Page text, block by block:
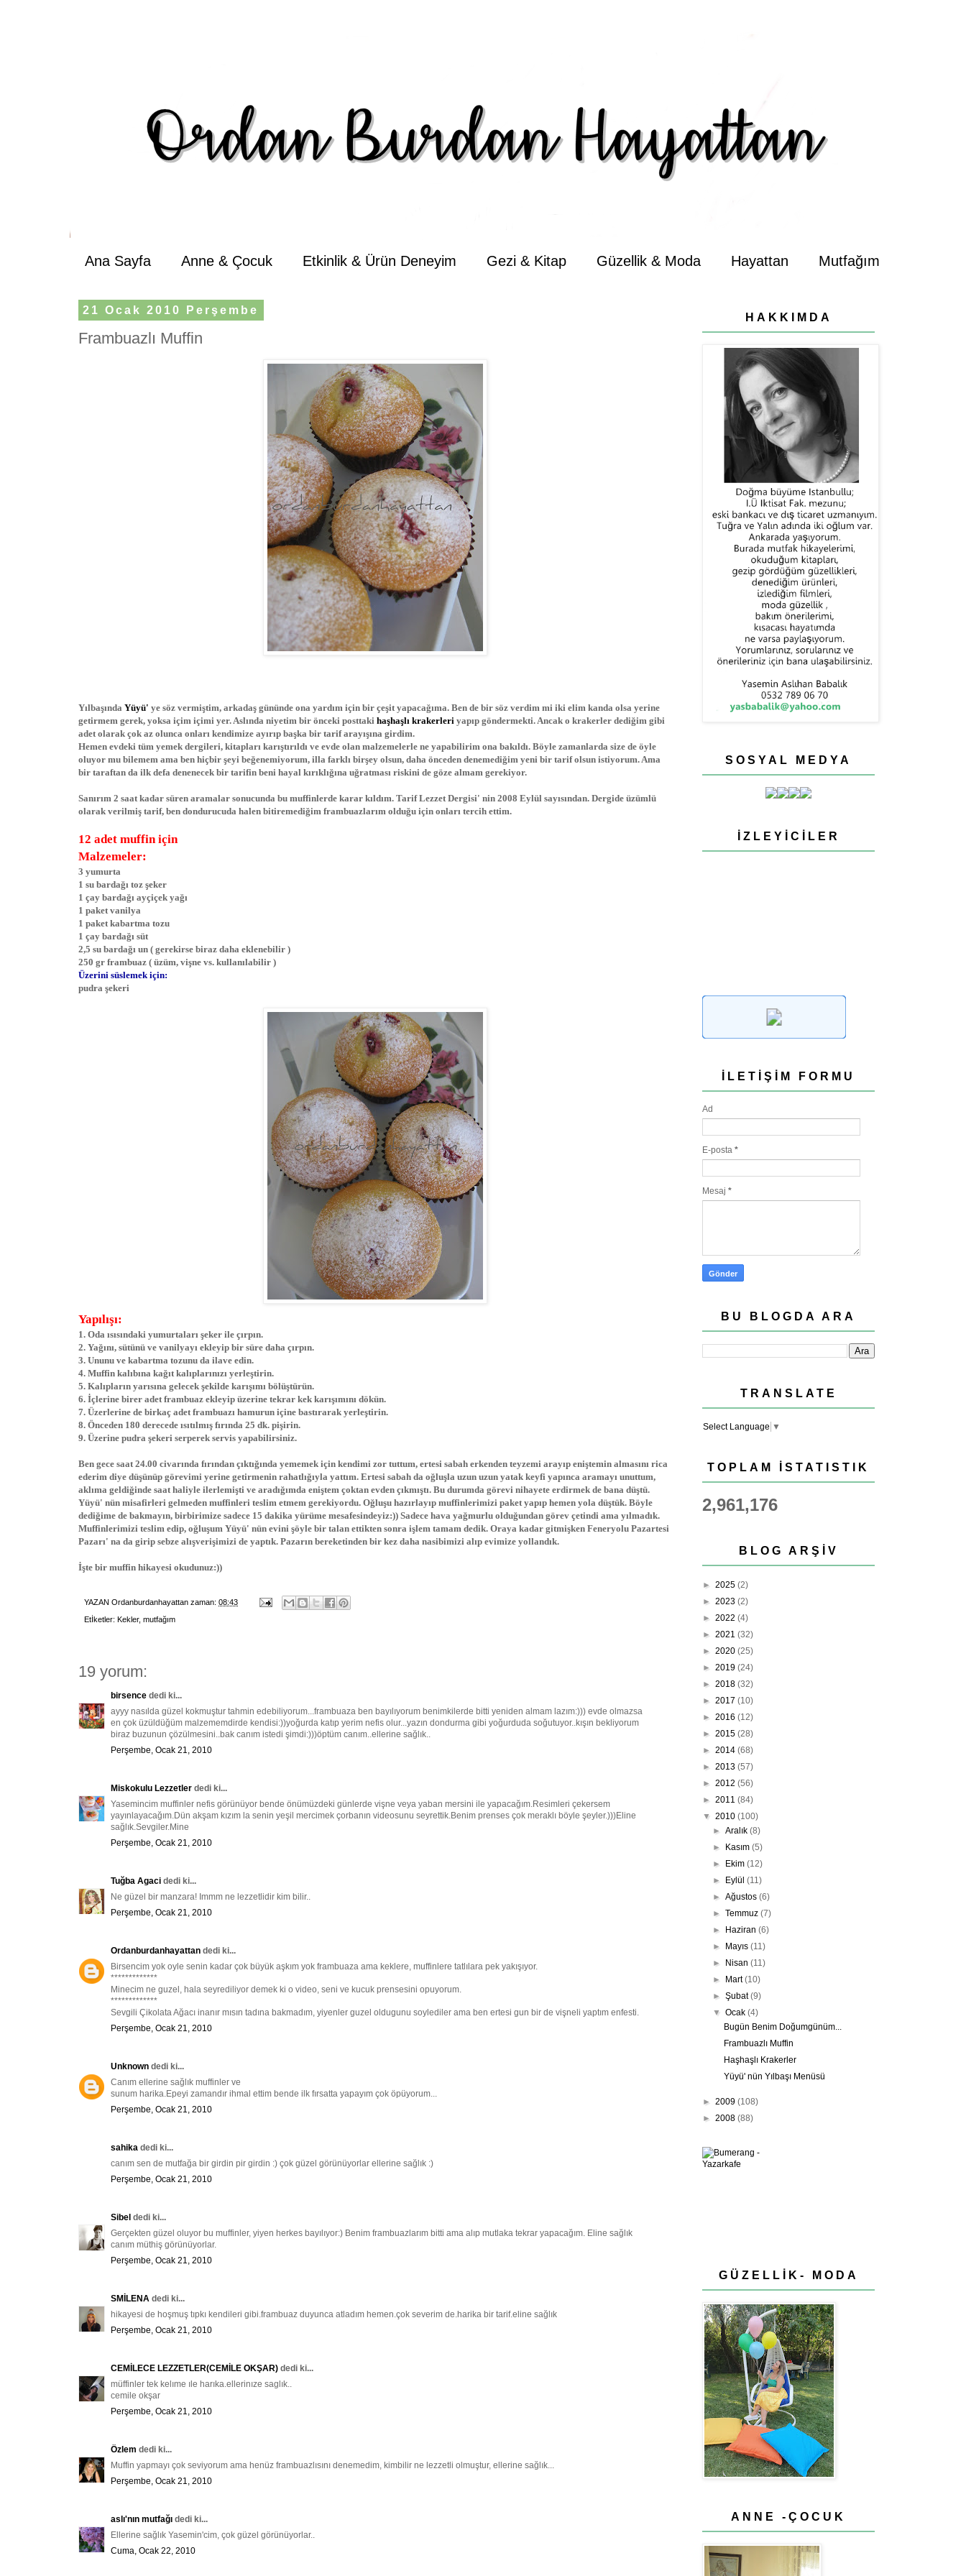
Ana Sayfa Anne & Çocuk Etkinlik & Ürün Deneyim Gezi & Kitap Güzellik & Moda Hayattan Mutfağım
21 Ocak 2010 Perşembe
Frambuazlı Muffin
Yılbaşında Yüyü' ye söz vermiştim, arkadaş gününde ona yardım için bir çeşit yapacağıma. Ben de bir söz verdim mi iki elim kanda olsa yerine
getirmem gerek, yoksa içim içimi yer. Aslında niyetim bir önceki posttaki haşhaşlı krakerleri yapıp göndermekti. Ancak o krakerler dediğim gibi
adet olarak çok az olunca onları kendimize ayırıp başka bir tarif arayışına girdim.
Hemen evdeki tüm yemek dergileri, kitapları karıştırıldı ve evde olan malzemelerle ne yapabilirim ona bakıldı. Böyle zamanlarda size de öyle
oluyor mu bilemem ama ben hiçbir şeyi beğenemiyorum, illa farklı birşey olsun, daha önceden denemediğim yeni bir tarif olsun istiyorum. Ama
bir taraftan da ilk defa denenecek bir tarifin beni hayal kırıklığına uğratması riskini de göze almam gerekiyor.
Sanırım 2 saat kadar süren aramalar sonucunda bu muffinlerde karar kıldım. Tarif Lezzet Dergisi' nin 2008 Eylül sayısından. Dergide üzümlü
olarak verilmiş tarif, ben dondurucuda halen bitiremediğim frambuazlarım olduğu için onları tercih ettim.
12 adet muffin için
Malzemeler:
3 yumurta
1 su bardağı toz şeker
1 çay bardağı ayçiçek yağı
1 paket vanilya
1 paket kabartma tozu
1 çay bardağı süt
2,5 su bardağı un ( gerekirse biraz daha eklenebilir )
250 gr frambuaz ( üzüm, vişne vs. kullanılabilir )
Üzerini süslemek için:
pudra şekeri
Yapılışı:
1. Oda ısısındaki yumurtaları şeker ile çırpın.
2. Yağını, sütünü ve vanilyayı ekleyip bir süre daha çırpın.
3. Ununu ve kabartma tozunu da ilave edin.
4. Muffin kalıbına kağıt kalıplarınızı yerleştirin.
5. Kalıpların yarısına gelecek şekilde karışımı bölüştürün.
6. İçlerine birer adet frambuaz ekleyip üzerine tekrar kek karışımını dökün.
7. Üzerlerine de birkaç adet frambuazı hamurun içine bastırarak yerleştirin.
8. Önceden 180 derecede ısıtılmış fırında 25 dk. pişirin.
9. Üzerine pudra şekeri serperek servis yapabilirsiniz.
Ben gece saat 24.00 civarında fırından çıktığında yememek için kendimi zor tuttum, ertesi sabah erkenden teyzemi arayıp eniştemin almasını rica
ederim diye düşünüp görevimi yerine getirmenin rahatlığıyla yattım. Ertesi sabah da oğluşla uzun uzun yatak keyfi yapınca aramayı unuttum,
aklıma geldiğinde saat haliyle ilerlemişti ve aradığımda eniştem çoktan evden çıkmıştı. Bu durumda görevi nihayete erdirmek de bana düştü.
Yüyü' nün misafirleri gelmeden muffinleri teslim etmem gerekiyordu. Oğluşu hazırlayıp muffinlerimizi paket yapıp hemen yola düştük. Böyle
dediğime de bakmayın, birbirimize sadece 15 dakika yürüme mesafesindeyiz:)) Sadece hava yağmurlu olduğundan görev çetindi ama yılmadık.
Muffinlerimizi teslim edip, oğluşum Yüyü' nün evini şöyle bir talan ettikten sonra işlem tamam dedik. Oraya kadar gitmişken Feneryolu Pazartesi
Pazarı' na da girip sebze alışverişimizi de yaptık. Pazarın bereketinden bir kez daha nasibimizi alıp evimize yollandık.
İşte bir muffin hikayesi okudunuz:))
YAZAN Ordanburdanhayattan zaman: 08:43
Etİketler: Kekler, mutfağım
19 yorum:
birsence dedi ki...
ayyy nasılda güzel kokmuştur tahmin edebiliyorum...frambuaza ben bayılıyorum benimkilerde bitti yeniden almam lazım:))) evde olmazsa
en çok üzüldüğüm malzememdirde kendisi:))yoğurda katıp yerim nefis olur...yazın dondurma gibi yoğurduda soğutuyor..kışın bekliyorum
biraz buzunun çözülmesini..bak canım istedi şimdi:)))öptüm canım..ellerine sağlık..
Perşembe, Ocak 21, 2010
Miskokulu Lezzetler dedi ki...
Yasemincim muffinler nefis görünüyor bende önümüzdeki günlerde vişne veya yaban mersini ile yapacağım.Resimleri çekersem
yayınlayacağım.Dün akşam kızım la senin yeşil mercimek çorbanın videosunu seyrettik.Benim prenses çok meraklı böyle şeyler.)))Eline
sağlık.Sevgiler.Mine
Perşembe, Ocak 21, 2010
Tuğba Agaci dedi ki...
Ne güzel bir manzara! Immm ne lezzetlidir kim bilir..
Perşembe, Ocak 21, 2010
Ordanburdanhayattan dedi ki...
Birsencim yok oyle senin kadar çok büyük aşkım yok frambuaza ama keklere, muffinlere tatlılara pek yakışıyor.
*************
Minecim ne guzel, hala seyrediliyor demek ki o video, seni ve kucuk prensesini opuyorum.
*************
Sevgili Çikolata Ağacı inanır mısın tadına bakmadım, yiyenler guzel oldugunu soylediler ama ben ertesi gun bir de vişneli yaptım enfesti.
Perşembe, Ocak 21, 2010
Unknown dedi ki...
Canım ellerine sağlık muffinler ve
sunum harika.Epeyi zamandır ihmal ettim bende ilk fırsatta yapayım çok öpüyorum...
Perşembe, Ocak 21, 2010
sahika dedi ki...
canım sen de mutfağa bir girdin pir girdin :) çok güzel görünüyorlar ellerine sağlık :)
Perşembe, Ocak 21, 2010
Sibel dedi ki...
Gerçekten güzel oluyor bu muffinler, yiyen herkes bayılıyor:) Benim frambuazlarım bitti ama alıp mutlaka tekrar yapacağım. Eline sağlık
canım müthiş görünüyorlar.
Perşembe, Ocak 21, 2010
SMİLENA dedi ki...
hikayesi de hoşmuş tıpkı kendileri gibi.frambuaz duyunca atladım hemen.çok severim de.harika bir tarif.eline sağlık
Perşembe, Ocak 21, 2010
CEMİLECE LEZZETLER(CEMİLE OKŞAR) dedi ki...
müffinler tek kelıme ıle harıka.ellerinıze saglık..
cemile okşar
Perşembe, Ocak 21, 2010
Özlem dedi ki...
Muffin yapmayı çok seviyorum ama henüz frambuazlısını denemedim, kimbilir ne lezzetli olmuştur, ellerine sağlık...
Perşembe, Ocak 21, 2010
aslı'nın mutfağı dedi ki...
Ellerine sağlık Yasemin'cim, çok güzel görünüyorlar..
Cuma, Ocak 22, 2010
HAKKIMDA
SOSYAL MEDYA
İZLEYICILER
İLETIŞIM FORMU
Ad
E-posta *
Mesaj *
BU BLOGDA ARA
TRANSLATE
Select Language ▼
TOPLAM İSTATISTIK
2,961,176
BLOG ARŞIV
► 2025 (2)
► 2023 (2)
► 2022 (4)
► 2021 (32)
► 2020 (25)
► 2019 (24)
► 2018 (32)
► 2017 (10)
► 2016 (12)
► 2015 (28)
► 2014 (68)
► 2013 (57)
► 2012 (56)
► 2011 (84)
▼ 2010 (100)
►Aralık(8)
► Kasım(5)
► Ekim(12)
► Eylül(11)
►Ağustos(6)
►Temmuz(7)
► Haziran(6)
► Mayıs(11)
► Nisan(11)
► Mart(10)
►Şubat(9)
▼Ocak(4)
Bugün Benim Doğumgünüm...
Frambuazlı Muffin
Haşhaşlı Krakerler
Yüyü' nün Yılbaşı Menüsü
► 2009 (108)
► 2008 (88)
GÜZELLİK- MODA
ANNE -ÇOCUK